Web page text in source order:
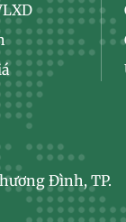
Đình, TP.